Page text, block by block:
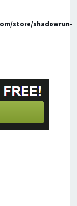
store/shadowrun-